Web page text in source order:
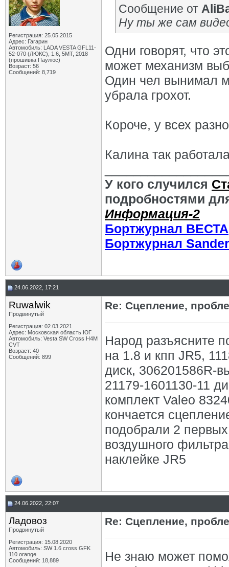
Регистрация: 25.05.2015
Адрес: Гагарин
Автомобиль: LADA VESTA GFL11-
52-070 (ЛЮКС), 1.6, 5МТ, 2018
(прошивка Паулюс)
Возраст: 56
Сообщений: 8,719
Сообщение от
Ну ты же сам
Одни говорят, что
может механизм
Один чел вынимал
убрала грохот.
Короче, у всех
Калина так
У кого случился
подробностями
Информация-2
Бортжурнал ВЕСТА
Бортжурнал
24.06.2022, 17:21
Ruwalwik
Продвинутый
Регистрация: 02.03.2021
Адрес: Московская область ЮГ
Автомобиль: Vesta SW Cross H4M
CVT
Возраст: 40
Сообщений: 899
Re: Сцепление,
Народ разъясните
на 1.8 и кпп JR5,
диск, 306201586R-
21179-1601130-11
комплект Valeo
кончается
подобрали 2
воздушного
наклейке JR5
24.06.2022, 22:07
Ладовоз
Продвинутый
Регистрация: 15.08.2020
Автомобиль: SW 1.6 cross GFK
110 orange
Сообщений: 18,889
Re: Сцепление,
Не знаю может